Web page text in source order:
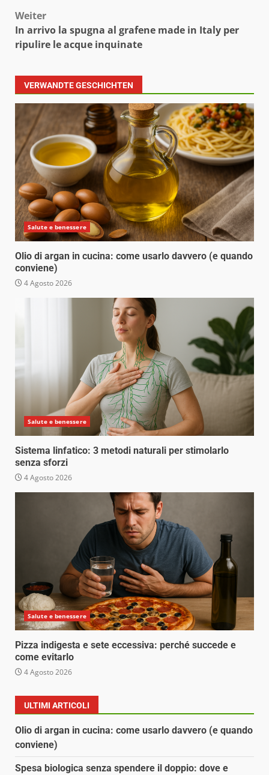
Weiter
In arrivo la spugna al grafene made in Italy per
ripulire le acque inquinate
VERWANDTE GESCHICHTEN
Salute e benessere
Olio di argan in cucina: come usarlo davvero (e quando
conviene)
4 Agosto 2026
Salute e benessere
Sistema linfatico: 3 metodi naturali per stimolarlo
senza sforzi
4 Agosto 2026
Salute e benessere
Pizza indigesta e sete eccessiva: perché succede e
come evitarlo
4 Agosto 2026
ULTIMI ARTICOLI
Olio di argan in cucina: come usarlo davvero (e quando
conviene)
Spesa biologica senza spendere il doppio: dove e